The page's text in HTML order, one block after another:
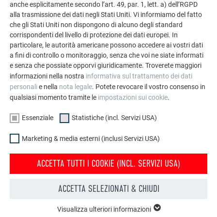
soluzioni in alluminio durevoli di PREFA per tetti,
impianti solari e facciate.
GUARDA ALTRE REFERENZE
anche esplicitamente secondo l’art. 49, par. 1, lett. a) dell’RGPD
alla trasmissione dei dati negli Stati Uniti. Vi informiamo del fatto
che gli Stati Uniti non dispongono di alcuno degli standard
corrispondenti del livello di protezione dei dati europei. In
particolare, le autorità americane possono accedere ai vostri dati
a fini di controllo o monitoraggio, senza che voi ne siate informati
e senza che possiate opporvi giuridicamente. Troverete maggiori
informazioni nella nostra informativa sul trattamento dei dati
personalie nella nota legale. Potete revocare il vostro consenso in
qualsiasi momento tramite le impostazioni sui cookie.
Essenziale Statistiche (incl. Servizi USA)
Marketing & media esterni (inclusi Servizi USA)
ACCETTA TUTTI I COOKIE (INCL. SERVIZI USA)
ACCETTA SELEZIONATI & CHIUDI
Visualizza ulteriori informazioni